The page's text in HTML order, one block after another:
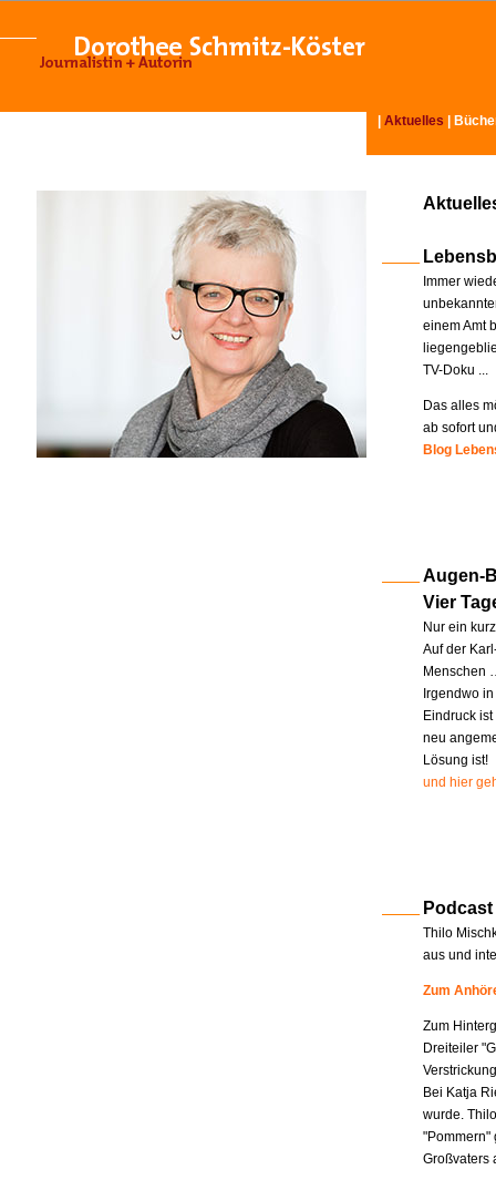
Aktuelles
Immer
einem Amt
TV-Doku ...
Das alles
ab sofort
Blog
Augen-
Vier
Nur ein
Auf der
Menschen
Irgendwo
Eindruck
neu
Lösung ist!
und hier
Podcast
Thilo
aus und
Zum
Zum
Dreiteiler
Bei Katja
wurde.
"Pommern"
Großvaters